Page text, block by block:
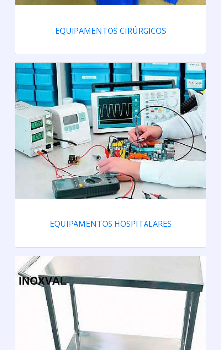
EQUIPAMENTOS CIRÚRGICOS
EQUIPAMENTOS HOSPITALARES